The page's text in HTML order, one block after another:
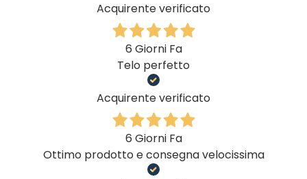
Acquirente verificato
6 Giorni Fa
Telo perfetto
Acquirente verificato
6 Giorni Fa
Ottimo prodotto e consegna velocissima